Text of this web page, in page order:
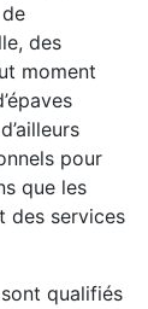
des
moment
pour
que les
des services
qualifiés